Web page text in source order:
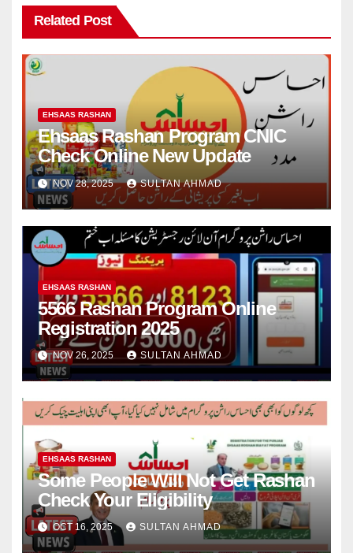
Related Post
EHSAAS RASHAN
Ehsaas Rashan Program CNIC
Check Online New Update
NOV 28, 2025 SULTAN AHMAD
EHSAAS RASHAN
5566 Rashan Program Online
Registration 2025
NOV 26, 2025 SULTAN AHMAD
EHSAAS RASHAN
Some People Will Not Get Rashan
Check Your Eligibility
OCT 16, 2025 SULTAN AHMAD